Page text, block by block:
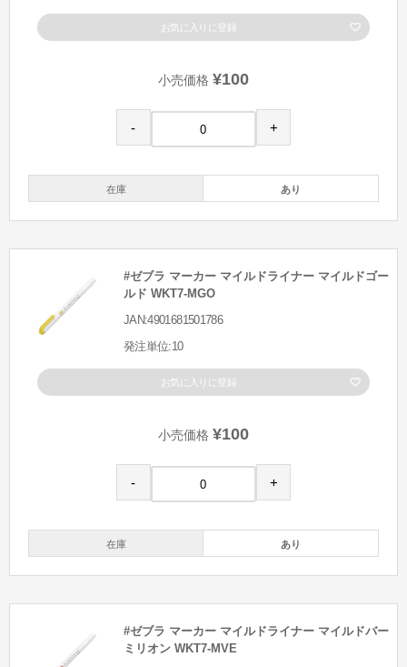
お気に入りに登録
小売価格 ¥100
- +
在庫 あり
#ゼブラ マーカー マイルドライナー マイルドゴー
ルド WKT7-MGO
JAN:4901681501786
発注単位:10
お気に入りに登録
小売価格 ¥100
- +
在庫 あり
#ゼブラ マーカー マイルドライナー マイルドバー
ミリオン WKT7-MVE